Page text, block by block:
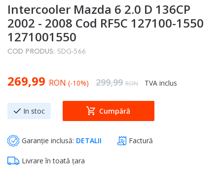
to
the
beginning
of
the
gallery
Intercooler Mazda 6 2.0 D 136CP
2002 - 2008 Cod RF5C 127100-1550
1271001550
COD PRODUS: SDG-566
Special Price
269,99 RON (-10%) Regular Price
299,99 RON TVA inclus
In stoc Cumpără
Garanție inclusă: DETALII Factură
Livrare în toată țara